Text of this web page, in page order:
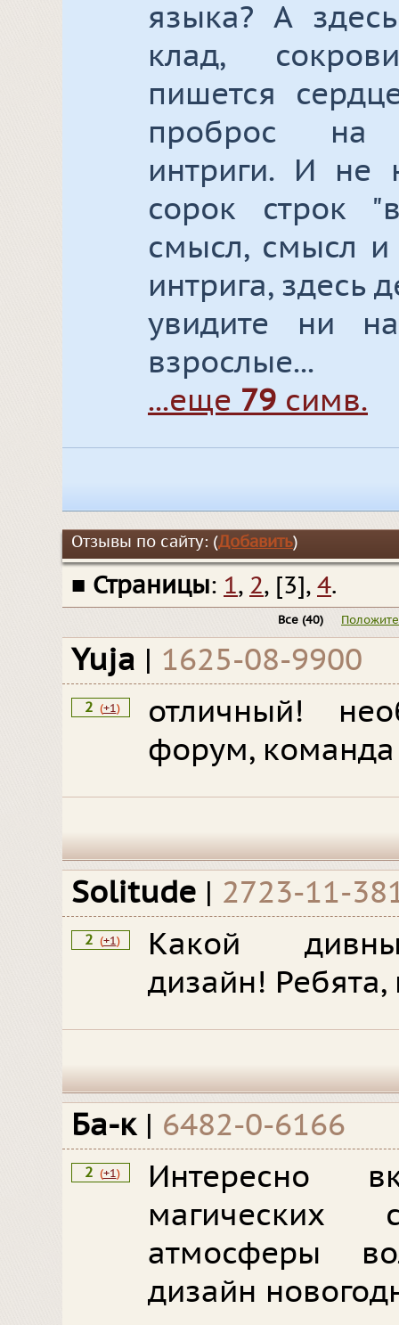
языка? А
клад,
пишется
проброс на
интриги. И не
сорок строк
смысл, смысл и
интрига, здесь
увидите ни
взрослые...
...еще 79 симв.
Отзывы по сайту: (Добавить)
■ Страницы: 1, 2, [3], 4.
Все (40)
Yuja | 1625-08-9900
2 (+1)
отличный!
форум, команда
Solitude | 2723-11-
2 (+1)
Какой
дизайн!
Ба-к | 6482-0-6166
2 (+1)
Интересно
магических
атмосферы
дизайн